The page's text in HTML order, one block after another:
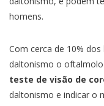
homens.
Com cerca de 10%
daltonismo o
teste de visão de
daltonismo e indicar o